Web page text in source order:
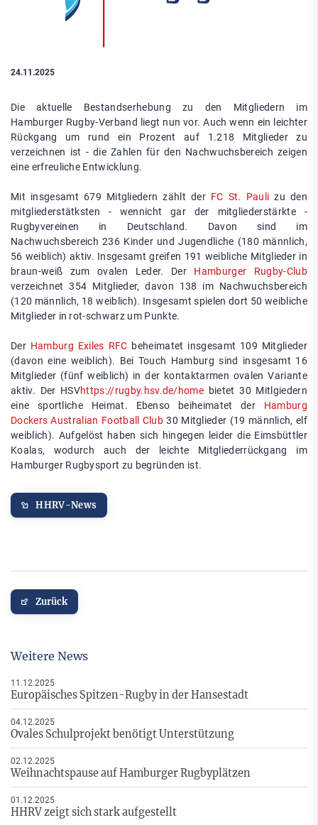
24.11.2025
Die aktuelle Bestandserhebung zu den Mitgliedern im
Hamburger Rugby-Verband liegt nun vor. Auch wenn ein leichter
Rückgang um rund ein Prozent auf 1.218 Mitglieder zu
verzeichnen ist - die Zahlen für den Nachwuchsbereich zeigen
eine erfreuliche Entwicklung.
Mit insgesamt 679 Mitgliedern zählt der FC St. Pauli zu den
mitgliederstätksten - wennicht gar der mitgliederstärkte -
Rugbyvereinen in Deutschland. Davon sind im
Nachwuchsbereich 236 Kinder und Jugendliche (180 männlich,
56 weiblich) aktiv. Insgesamt greifen 191 weibliche Mitglieder in
braun-weiß zum ovalen Leder. Der Hamburger Rugby-Club
verzeichnet 354 Mitglieder, davon 138 im Nachwuchsbereich
(120 männlich, 18 weiblich). Insgesamt spielen dort 50 weibliche
Mitglieder in rot-schwarz um Punkte.
Der Hamburg Exiles RFC beheimatet insgesamt 109 Mitglieder
(davon eine weiblich). Bei Touch Hamburg sind insgesamt 16
Mitglieder (fünf weiblich) in der kontaktarmen ovalen Variante
aktiv. Der HSVhttps://rugby.hsv.de/home bietet 30 Mitlgiedern
eine sportliche Heimat. Ebenso beiheimatet der Hamburg
Dockers Australian Football Club 30 Mitglieder (19 männlich, elf
weiblich). Aufgelöst haben sich hingegen leider die Eimsbüttler
Koalas, wodurch auch der leichte Mitgliederrückgang im
Hamburger Rugbysport zu begründen ist.
HHRV-News
Zurück
Weitere News
11.12.2025
Europäisches Spitzen-Rugby in der Hansestadt
04.12.2025
Ovales Schulprojekt benötigt Unterstützung
02.12.2025
Weihnachtspause auf Hamburger Rugbyplätzen
01.12.2025
HHRV zeigt sich stark aufgestellt